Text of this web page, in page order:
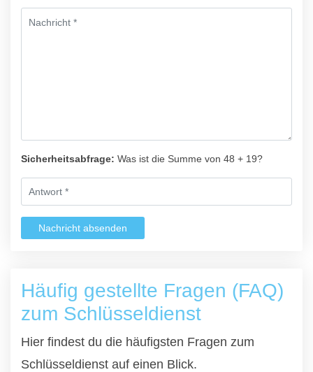
Sicherheitsabfrage: Was ist die Summe von 48 + 19?
Nachricht absenden
Häufig gestellte Fragen (FAQ)
zum Schlüsseldienst
Hier findest du die häufigsten Fragen zum
Schlüsseldienst auf einen Blick.